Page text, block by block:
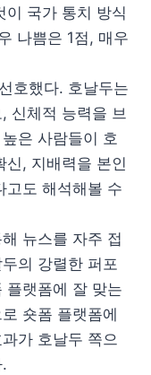
이 국가 통치 방식
나쁨은 1점, 매우
호했다. 호날두는
신체적 능력을 브
은 사람들이 호
신, 지배력을 본인
고도 해석해볼 수
뉴스를 자주 접
의 강렬한 퍼포
플랫폼에 잘 맞는
숏폼 플랫폼에
가 호날두 쪽으